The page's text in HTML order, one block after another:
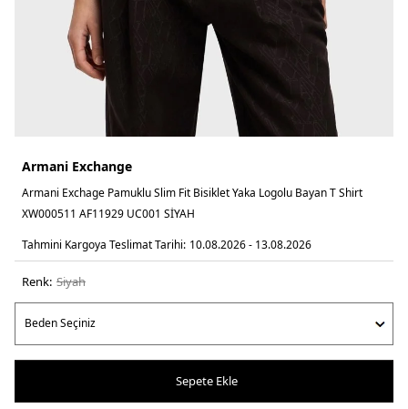
Armani Exchange
Armani Exchage Pamuklu Slim Fit Bisiklet Yaka Logolu Bayan T Shirt
XW000511 AF11929 UC001 SİYAH
Tahmini Kargoya Teslimat Tarihi: 10.08.2026 - 13.08.2026
Renk: si̇yah
Sepete Ekle